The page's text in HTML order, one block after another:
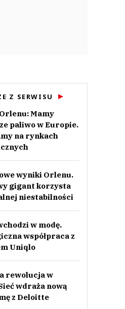
Z SERWISU
Mamy
paliwo w Europie.
na rynkach
wyniki Orlenu.
gigant korzysta
niestabilności
w modę.
współpraca z
Uniqlo
rewolucja w
wdraża nową
z Deloitte